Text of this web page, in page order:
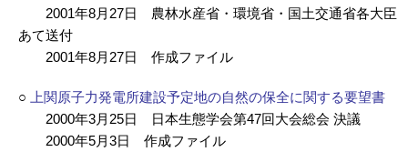
2001年8月27日 農林水産省・環境省・国土交通省各大臣
あて送付
2001年8月27日 作成ファイル
○
上関原子力発電所建設予定地の自然の保全に関する要望書
2000年3月25日 日本生態学会第47回大会総会 決議
2000年5月3日 作成ファイル